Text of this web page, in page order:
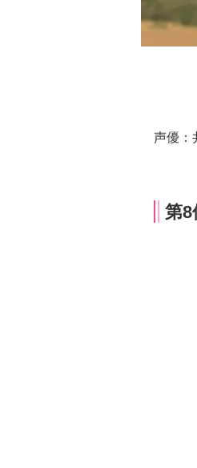
声優：
第8